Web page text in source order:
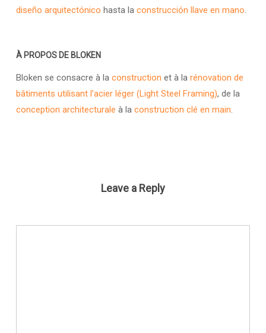
diseño arquitectónico hasta la construcción llave en mano.
À PROPOS DE BLOKEN
Bloken se consacre à la construction et à la rénovation de
bâtiments utilisant l’acier léger (Light Steel Framing), de la
conception architecturale à la construction clé en main.
Leave a Reply